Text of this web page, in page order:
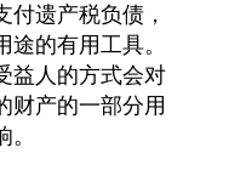
付遗产税负债，
的有用工具。
益人的方式会对
财产的一部分用